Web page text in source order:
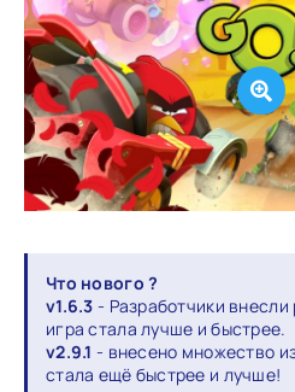
Что нового ?
v1.6.3 - Разработчики
игра стала лучше и быстрее.
v2.9.1 - внесено множество
стала ещё быстрее и лучше!